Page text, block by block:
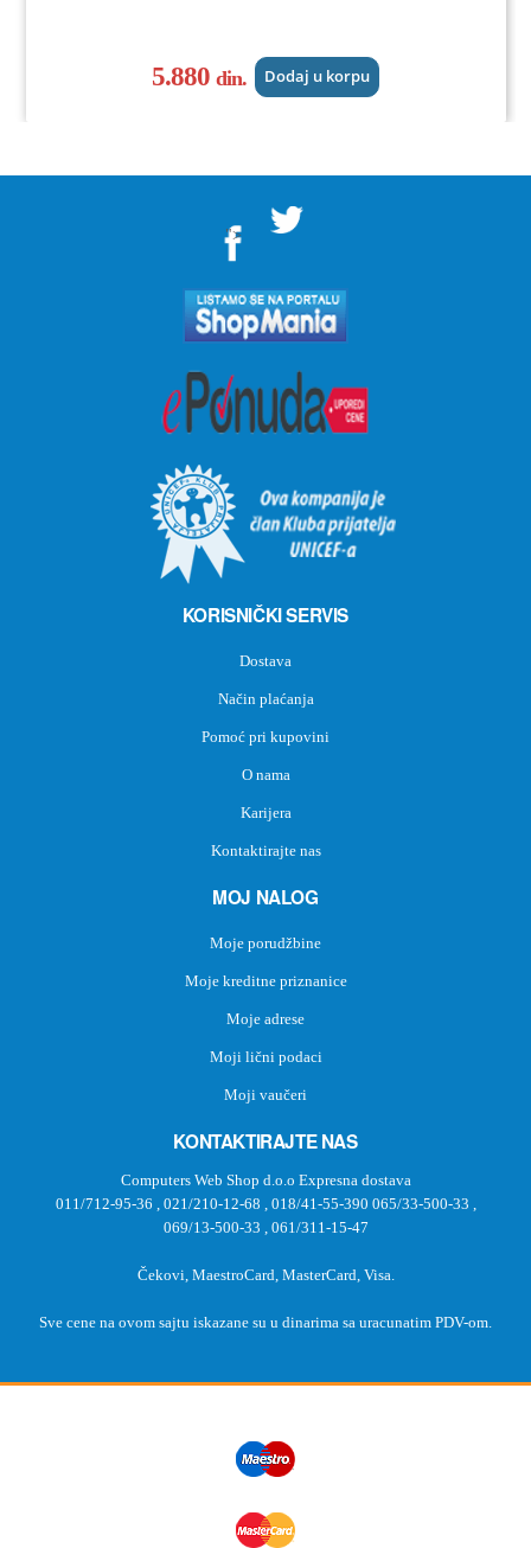
5.880din. Dodaj u korpu
">
KORISNIČKI SERVIS
Dostava
Način plaćanja
Pomoć pri kupovini
O nama
Karijera
Kontaktirajte nas
MOJ NALOG
Moje porudžbine
Moje kreditne priznanice
Moje adrese
Moji lični podaci
Moji vaučeri
KONTAKTIRAJTE NAS
Computers Web Shop d.o.o Expresna dostava
011/712-95-36
021/210-12-68 018/41-55-390 065/33-500-33
069/13-500-33
061/311-15-47
Čekovi, MaestroCard, MasterCard, Visa.
Sve cene na ovom sajtu iskazane su u dinarima sa uracunatim PDV-om.